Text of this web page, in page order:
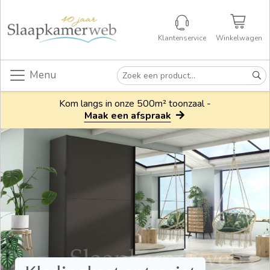
Klantenservice Winkelwagen
Menu
Kom langs in onze 500m² toonzaal -
Maak een afspraak